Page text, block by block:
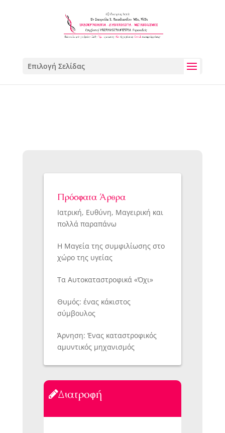
Επιλογή Σελίδας
Πρόσφατα Άρθρα
Ιατρική, Ευθύνη, Μαγειρική και
πολλά παραπάνω
Η Μαγεία της συμφιλίωσης στο
χώρο της υγείας
Τα Αυτοκαταστροφικά «Όχι»
Θυμός: ένας κάκιστος
σύμβουλος
Άρνηση: Ένας καταστροφικός
αμυντικός μηχανισμός
Διατροφή